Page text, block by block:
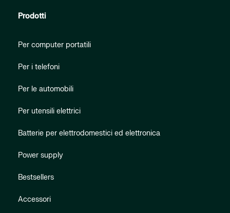
Prodotti
Per computer portatili
Per i telefoni
Per le automobili
Per utensili elettrici
Batterie per elettrodomestici ed elettronica
Power supply
Bestsellers
Accessori